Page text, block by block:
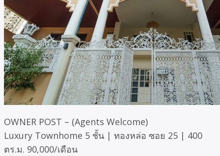
OWNER POST – (Agents Welcome)
Luxury Townhome 5 ชั้น | ทองหล่อ ซอย 25 | 400
ตร.ม. 90,000/เดือน